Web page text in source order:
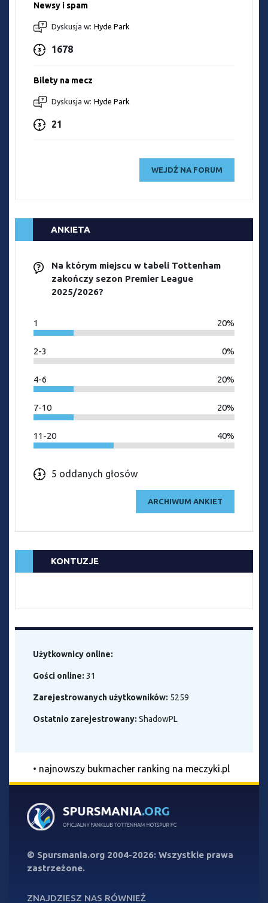
Newsy i spam
Dyskusja w: Hyde Park
1678
Bilety na mecz
Dyskusja w: Hyde Park
21
WEJDŹ NA FORUM
ANKIETA
Na którym miejscu w tabeli Tottenham
zakończy sezon Premier League
2025/2026?
1 20%
2-3 0%
4-6 20%
7-10 20%
11-20 40%
5 oddanych głosów
ARCHIWUM ANKIET
KONTUZJE
Użytkownicy online:
Gości online: 31
Zarejestrowanych użytkowników: 5259
Ostatnio zarejestrowany: ShadowPL
• najnowszy bukmacher ranking na meczyki.pl
© Spursmania.org 2004-2026: Wszystkie prawa
zastrzeżone.
ZNAJDZIESZ NAS RÓWNIEŻ